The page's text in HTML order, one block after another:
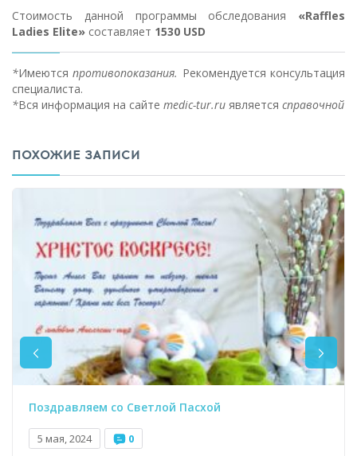
Стоимость данной программы обследования «Raffles
Ladies Elite» составляет 1530 USD
*Имеются противопоказания. Рекомендуется консультация
специалиста.
*Вся информация на сайте medic-tur.ru является справочной
ПОХОЖИЕ ЗАПИСИ
Поздравляем со Светлой Пасхой
5 мая, 2024
0